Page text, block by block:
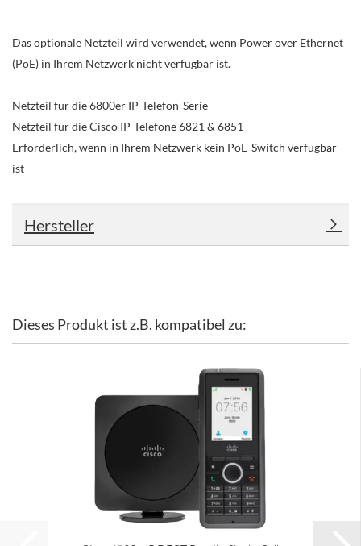
Das optionale Netzteil wird verwendet, wenn Power over Ethernet
(PoE) in Ihrem Netzwerk nicht verfügbar ist.
Netzteil für die 6800er IP-Telefon-Serie
Netzteil für die Cisco IP-Telefone 6821 & 6851
Erforderlich, wenn in Ihrem Netzwerk kein PoE-Switch verfügbar
ist
Hersteller
Dieses Produkt ist z.B. kompatibel zu: